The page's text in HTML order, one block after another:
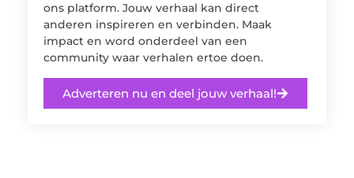
ons platform. Jouw verhaal kan direct
anderen inspireren en verbinden. Maak
impact en word onderdeel van een
community waar verhalen ertoe doen.
Adverteren nu en deel jouw verhaal!